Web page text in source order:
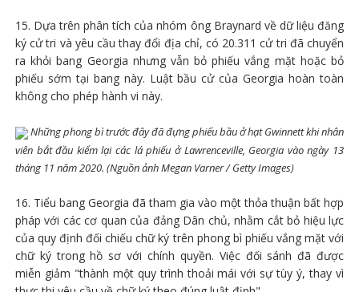
15. Dựa trên phân tích của nhóm ông Braynard về dữ liệu đăng
ký cử tri và yêu cầu thay đổi địa chỉ, có 20.311 cử tri đã chuyển
ra khỏi bang Georgia nhưng vẫn bỏ phiếu vắng mặt hoặc bỏ
phiếu sớm tại bang này. Luật bầu cử của Georgia hoàn toàn
không cho phép hành vi này.
Những phong bì trước đây đã đựng phiếu bầu ở hạt Gwinnett khi nhân
viên bắt đầu kiểm lại các lá phiếu ở Lawrenceville, Georgia vào ngày 13
tháng 11 năm 2020. (Nguồn ảnh Megan Varner / Getty Images)
16. Tiểu bang Georgia đã tham gia vào một thỏa thuận bất hợp
pháp với các cơ quan của đảng Dân chủ, nhằm cắt bỏ hiệu lực
của quy định đối chiếu chữ ký trên phong bì phiếu vắng mặt với
chữ ký trong hồ sơ với chính quyền. Việc đối sánh đã được
miễn giảm "thành một quy trình thoải mái với sự tùy ý, thay vì